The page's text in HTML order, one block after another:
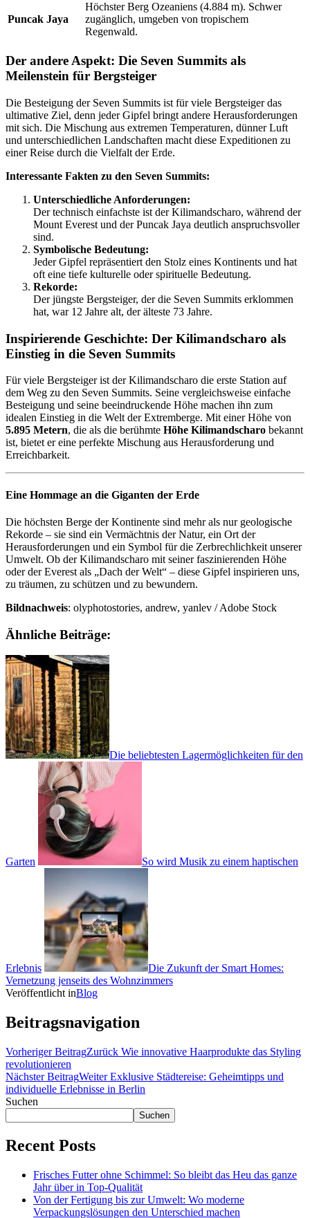
Puncak Jaya
Höchster Berg Ozeaniens (4.884 m). Schwer
zugänglich, umgeben von tropischem
Regenwald.
Der andere Aspekt: Die Seven Summits als
Meilenstein für Bergsteiger
Die Besteigung der Seven Summits ist für viele Bergsteiger das
ultimative Ziel, denn jeder Gipfel bringt andere Herausforderungen
mit sich. Die Mischung aus extremen Temperaturen, dünner Luft
und unterschiedlichen Landschaften macht diese Expeditionen zu
einer Reise durch die Vielfalt der Erde.
Interessante Fakten zu den Seven Summits:
Unterschiedliche Anforderungen:
Der technisch einfachste ist der Kilimandscharo, während der
Mount Everest und der Puncak Jaya deutlich anspruchsvoller
sind.
Symbolische Bedeutung:
Jeder Gipfel repräsentiert den Stolz eines Kontinents und hat
oft eine tiefe kulturelle oder spirituelle Bedeutung.
Rekorde:
Der jüngste Bergsteiger, der die Seven Summits erklommen
hat, war 12 Jahre alt, der älteste 73 Jahre.
Inspirierende Geschichte: Der Kilimandscharo als
Einstieg in die Seven Summits
Für viele Bergsteiger ist der Kilimandscharo die erste Station auf
dem Weg zu den Seven Summits. Seine vergleichsweise einfache
Besteigung und seine beeindruckende Höhe machen ihn zum
idealen Einstieg in die Welt der Extremberge. Mit einer Höhe von
5.895 Metern, die als die berühmte Höhe Kilimandscharo bekannt
ist, bietet er eine perfekte Mischung aus Herausforderung und
Erreichbarkeit.
Eine Hommage an die Giganten der Erde
Die höchsten Berge der Kontinente sind mehr als nur geologische
Rekorde – sie sind ein Vermächtnis der Natur, ein Ort der
Herausforderungen und ein Symbol für die Zerbrechlichkeit unserer
Umwelt. Ob der Kilimandscharo mit seiner faszinierenden Höhe
oder der Everest als „Dach der Welt“ – diese Gipfel inspirieren uns,
zu träumen, zu schützen und zu bewundern.
Bildnachweis: olyphotostories, andrew, yanlev / Adobe Stock
Ähnliche Beiträge:
Die beliebtesten Lagermöglichkeiten für den
Garten So wird Musik zu einem haptischen
Erlebnis
Die Zukunft der Smart Homes:
Vernetzung jenseits des Wohnzimmers
Veröffentlicht inBlog
Beitragsnavigation
Vorheriger BeitragZurück Wie innovative Haarprodukte das Styling
revolutionieren
Nächster BeitragWeiter Exklusive Städtereise: Geheimtipps und
individuelle Erlebnisse in Berlin
Suchen
Suchen
Recent Posts
Frisches Futter ohne Schimmel: So bleibt das Heu das ganze
Jahr über in Top-Qualität
Von der Fertigung bis zur Umwelt: Wo moderne
Verpackungslösungen den Unterschied machen